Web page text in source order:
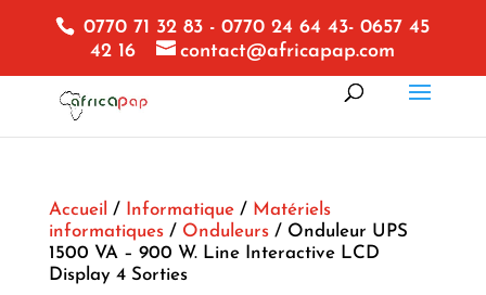
0770 71 32 83 - 0770 24 64 43- 0657 45
42 16
contact@africapap.com
Accueil / Informatique/ Matériels
informatiques/ Onduleurs/ Onduleur UPS
1500 VA – 900 W. Line Interactive LCD
Display 4 Sorties